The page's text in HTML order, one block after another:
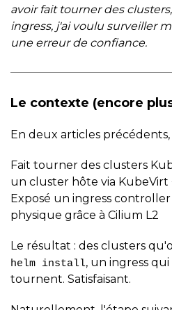
avoir fait tourner des
ingress, j'ai voulu surveiller
une erreur de confiance.
Le contexte (encore
En deux articles précédents,
Fait tourner des clusters
un cluster hôte via KubeVirt
Exposé un ingress
physique grâce à Cilium L2
Le résultat : des clusters
helm install, un ingress
tournent. Satisfaisant.